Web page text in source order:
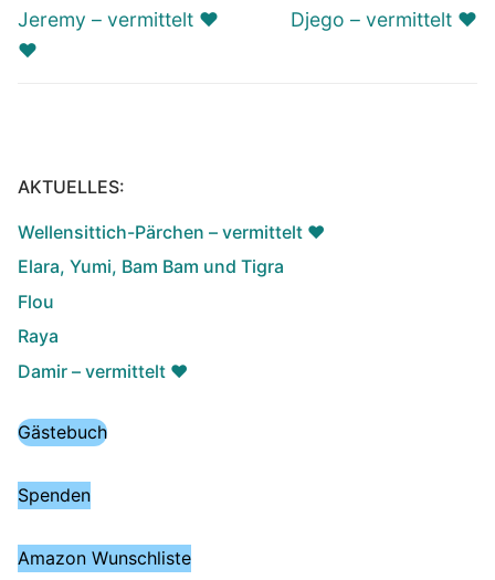
Vorheriger
Beitrag:
Jeremy – vermittelt ♥️
♥️
Nächster
Djego – vermittelt ♥️
AKTUELLES:
Wellensittich-Pärchen – vermittelt ♥️
Elara, Yumi, Bam Bam und Tigra
Flou
Raya
Damir – vermittelt ♥️
Gästebuch
Spenden
Amazon Wunschliste